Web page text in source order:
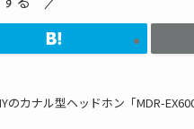
のカナル型ヘッドホン「MDR-